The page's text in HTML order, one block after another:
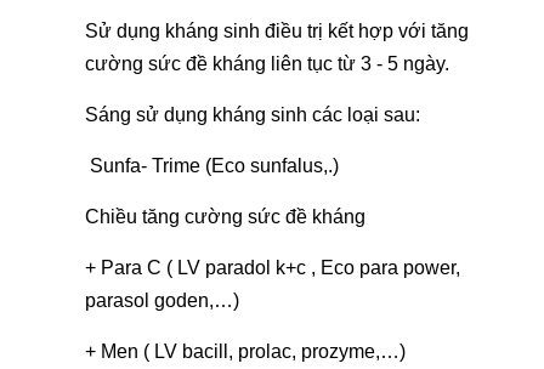
Sử dụng kháng sinh điều trị kết hợp với tăng
cường sức đề kháng liên tục từ 3 - 5 ngày.
Sáng sử dụng kháng sinh các loại sau:
Sunfa- Trime (Eco sunfalus,.)
Chiều tăng cường sức đề kháng
+ Para C ( LV paradol k+c , Eco para power,
parasol goden,…)
+ Men ( LV bacill , prolac, prozyme,…)